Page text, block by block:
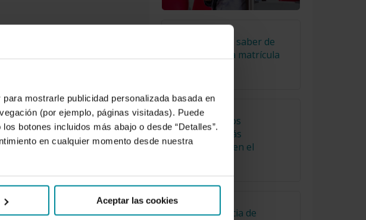
mostrarle publicidad personalizada basada en
(por ejemplo, páginas visitadas). Puede
botones incluidos más abajo o desde “Detalles”.
en cualquier momento desde nuestra
Aceptar las cookies
el mismo valor que
(ficheros
desde un
aseguran la
telemática y
El truco para saber de
qué año es la matrícula
Cuáles son los
alimentos más
consumidos en el
La importancia de